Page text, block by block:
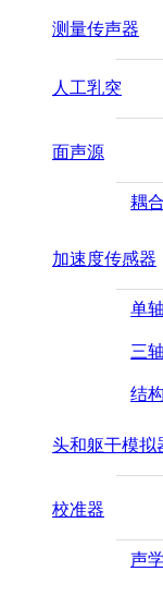
测量传声器
人工乳突
面声源
耦
加速度传感器
单
三
结
头和躯干模拟
校准器
声